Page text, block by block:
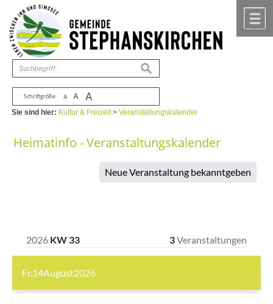
Zum Inhalt ,zur Navigation
Schriftgröße A A A
suchen
Sie sind hier: Kultur & Freizeit>Veranstaltungskalender
Heimatinfo - Veranstaltungskalender